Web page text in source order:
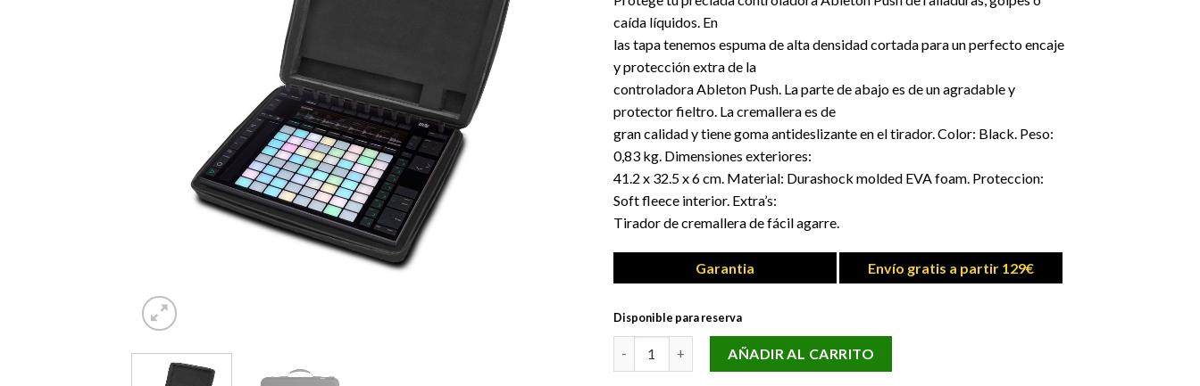
caída líquidos. En
las tapa tenemos espuma de alta densidad cortada para un perfecto encaje
y protección extra de la
controladora Ableton Push. La parte de abajo es de un agradable y
protector fieltro. La cremallera es de
gran calidad y tiene goma antideslizante en el tirador. Color: Black. Peso:
0,83 kg. Dimensiones exteriores:
41.2 x 32.5 x 6 cm. Material: Durashock molded EVA foam. Proteccion:
Soft fleece interior. Extra’s:
Tirador de cremallera de fácil agarre.
Garantia Envío gratis a partir 129€
Disponible para reserva
CR ABLETON PUSH HC UDG cantidad
AÑADIR AL CARRITO